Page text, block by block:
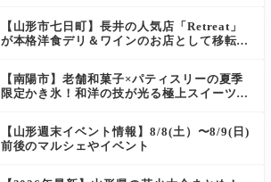
【山形市七日町】長井の人気店「Retreat」
が本格洋食デリ＆ワインのお店として移転オ
【南陽市】老舗和菓子×パティスリーの夏季
限定かき氷！和洋の技が光る極上スイーツ｜
【山形週末イベント情報】8/8(土）〜8/9(日)
前後のマルシェやイベント